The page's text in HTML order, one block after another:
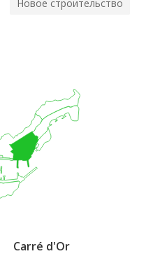
Новое строительство
Carré d'Or